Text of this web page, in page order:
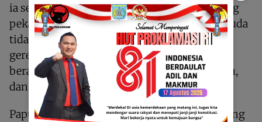
ia seharusnya melahirkan generasi muda yang
peka terhadap penderitaan sesama. Orang muda
tidak lagi sekadar menjadi peserta kegiatan
gereja, tetapi menjadi suara kenabian yang
berani berbicara tentang kebenaran, keadilan,
dan kelestarian ciptaan.
Papua hari ini membutuhkan orang muda yang